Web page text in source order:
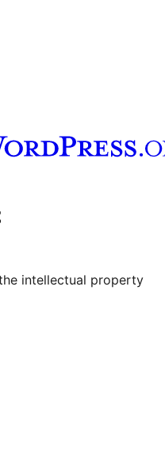
channel
Tumblr account
intellectual property